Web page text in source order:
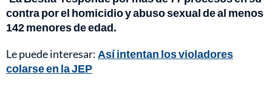
contra por el homicidio y abuso sexual de al menos
142 menores de edad.
Le puede interesar: Así intentan los violadores
colarse en la JEP